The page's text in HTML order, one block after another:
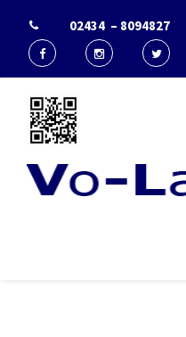
02434 – 8094827